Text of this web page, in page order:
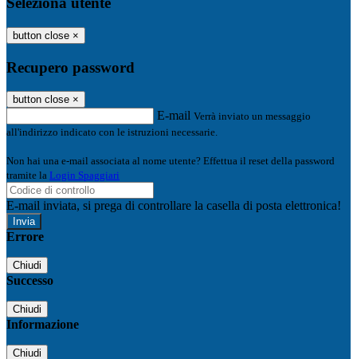
button close ×
Recupero password
button close ×
E-mail Verrà inviato un messaggio
all'indirizzo indicato con le istruzioni necessarie.
Non hai una e-mail associata al nome utente? Effettua il reset della password
tramite la Login Spaggiari
E-mail inviata, si prega di controllare la casella di posta elettronica!
Errore
Chiudi
Successo
Chiudi
Informazione
Chiudi